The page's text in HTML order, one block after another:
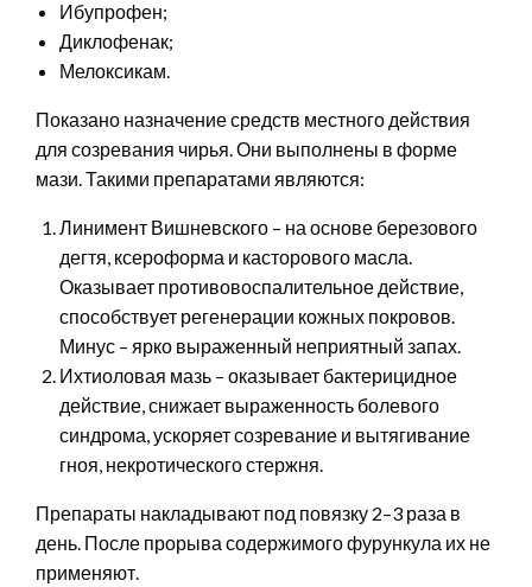
Ибупрофен;
Диклофенак;
Мелоксикам.
Показано назначение средств местного действия
для созревания чирья. Они выполнены в форме
мази. Такими препаратами являются:
Линимент Вишневского – на основе березового
дегтя, ксероформа и касторового масла.
Оказывает противовоспалительное действие,
способствует регенерации кожных покровов.
Минус – ярко выраженный неприятный запах.
Ихтиоловая мазь – оказывает бактерицидное
действие, снижает выраженность болевого
синдрома, ускоряет созревание и вытягивание
гноя, некротического стержня.
Препараты накладывают под повязку 2–3 раза в
день. После прорыва содержимого фурункула их не
применяют.